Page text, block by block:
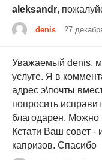
aleksandr,
denis 27
Уважаемый denis,
услуге. Я в
адрес э\почты
попросить
благодарен. Можно
Кстати Ваш совет
капризов. Спасибо